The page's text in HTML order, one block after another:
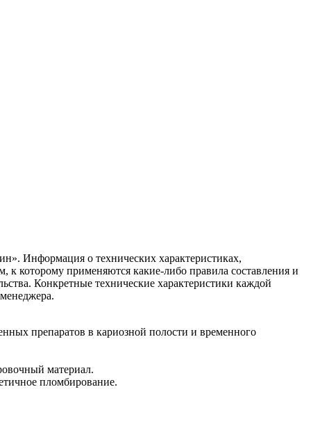
Информация о технических характеристиках,
к которому применяются какие-либо правила составления и
Конкретные технические характеристики каждой
препаратов в кариозной полости и временного
материал.
пломбирование.